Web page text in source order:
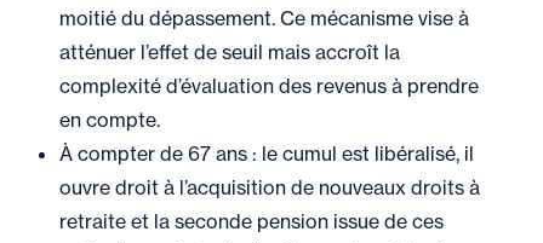
moitié du dépassement. Ce mécanisme vise à
atténuer l’effet de seuil mais accroît la
complexité d’évaluation des revenus à prendre
en compte.
À compter de 67 ans : le cumul est libéralisé, il
ouvre droit à l’acquisition de nouveaux droits à
retraite et la seconde pension issue de ces